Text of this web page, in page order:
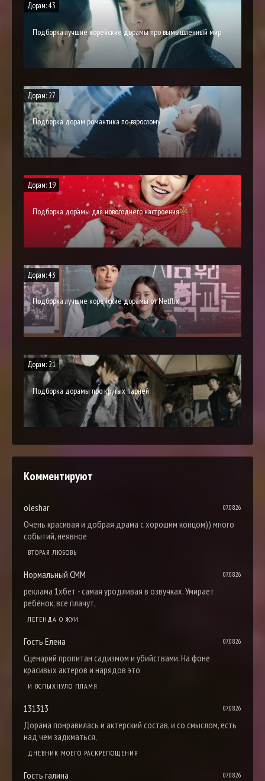
Дорам: 43
Подборка лучшие корейские дорамы про вымышленный мир
Дорам: 27
Подборка дорам романтика по-взрослому
Дорам: 19
Подборка дорамы для новогоднего настроения
Дорам: 43
Подборка лучшие корейские дорамы от Netflix
Дорам: 21
Подборка дорамы про крутых парней
Комментируют
oleshar 07.08.26
Очень красивая и добрая драма с хорошим концом)) много
событий, неявное
ВТОРАЯ ЛЮБОВЬ
Нормальный СММ 07.08.26
реклама 1хбет - самая уродливая в озвучках. Умирает
ребёнок, все плачут,
ЛЕГЕНДА О ЖУИ
Гость Елена 07.08.26
Сценарий пропитан садизмом и убийствами. На фоне
красивых актеров и нарядов это
И ВСПЫХНУЛО ПЛАМЯ
131313 07.08.26
Дорама понравилась и актерский состав, и со смыслом, есть
над чем задкматься,
ДНЕВНИК МОЕГО РАСКРЕПОЩЕНИЯ
Гость галина 07.08.26